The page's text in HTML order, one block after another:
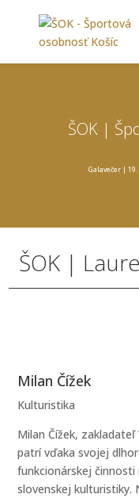
ŠOK |
Galavečer |
ŠOK |
Milan Čížek
Kulturistika
Milan Čížek,
patrí vďaka svojej
funkcionárskej
slovenskej kulturistiky.